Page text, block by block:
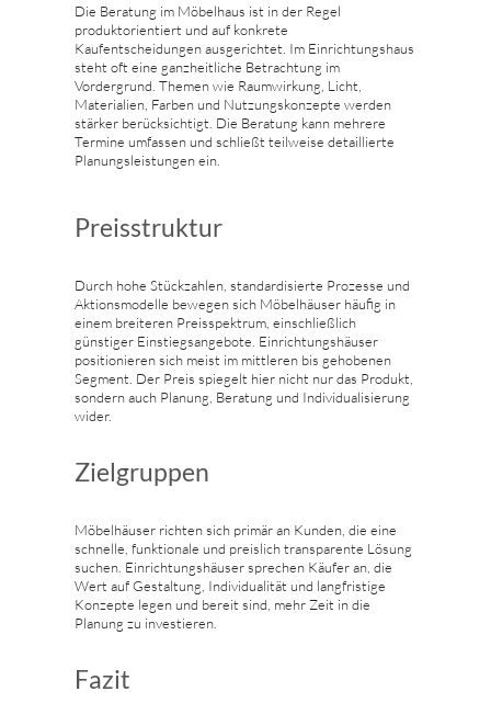
Die Beratung im Möbelhaus ist in der Regel
produktorientiert und auf konkrete
Kaufentscheidungen ausgerichtet. Im Einrichtungshaus
steht oft eine ganzheitliche Betrachtung im
Vordergrund. Themen wie Raumwirkung, Licht,
Materialien, Farben und Nutzungskonzepte werden
stärker berücksichtigt. Die Beratung kann mehrere
Termine umfassen und schließt teilweise detaillierte
Planungsleistungen ein.
Preisstruktur
Durch hohe Stückzahlen, standardisierte Prozesse und
Aktionsmodelle bewegen sich Möbelhäuser häufig in
einem breiteren Preisspektrum, einschließlich
günstiger Einstiegsangebote. Einrichtungshäuser
positionieren sich meist im mittleren bis gehobenen
Segment. Der Preis spiegelt hier nicht nur das Produkt,
sondern auch Planung, Beratung und Individualisierung
wider.
Zielgruppen
Möbelhäuser richten sich primär an Kunden, die eine
schnelle, funktionale und preislich transparente Lösung
suchen. Einrichtungshäuser sprechen Käufer an, die
Wert auf Gestaltung, Individualität und langfristige
Konzepte legen und bereit sind, mehr Zeit in die
Planung zu investieren.
Fazit